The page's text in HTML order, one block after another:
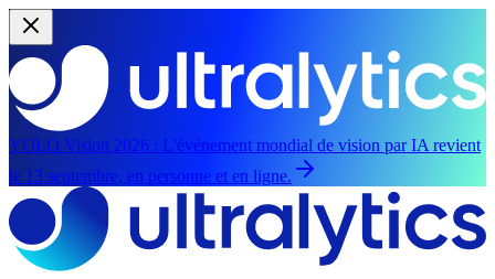
YOLO Vision 2026 : L'événement mondial de vision par IA revient
le 13 septembre, en personne et en ligne.